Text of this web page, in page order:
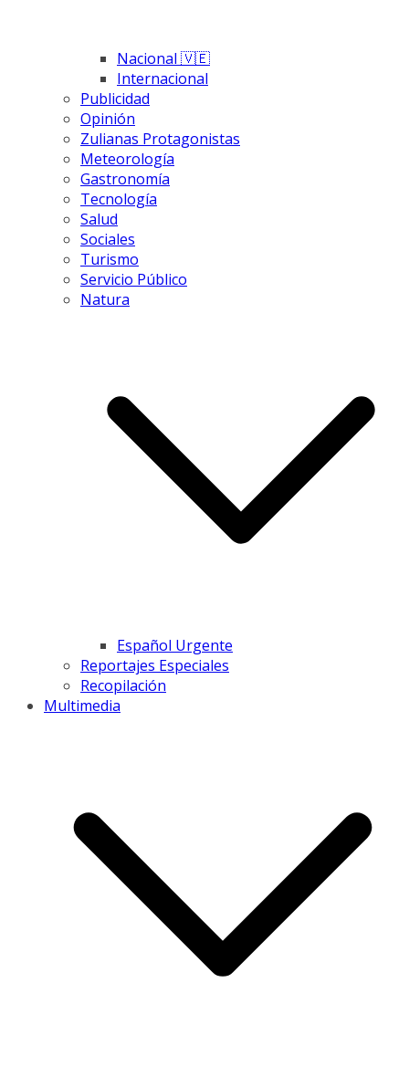
Nacional 🇻🇪
Internacional
Publicidad
Opinión
Zulianas Protagonistas
Meteorología
Gastronomía
Tecnología
Salud
Sociales
Turismo
Servicio Público
Natura
Español Urgente
Reportajes Especiales
Recopilación
Multimedia